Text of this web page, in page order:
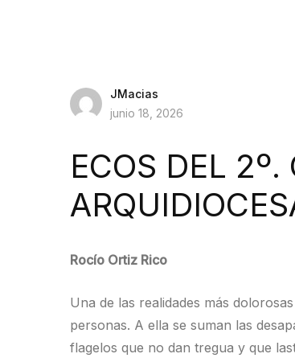
JMacias
junio 18, 2026
ECOS DEL 2º.
Rocío Ortiz Rico
Una de las realidades más
personas. A ella se suman las
flagelos que no dan tregua y que